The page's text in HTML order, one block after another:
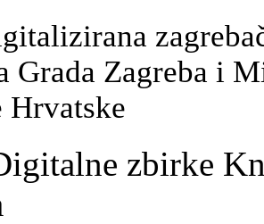
Grada Zagreba i
Hrvatske
zbirke